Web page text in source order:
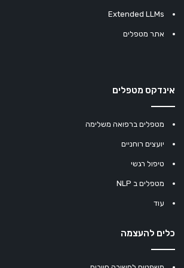
Extended LLMs
אתר מטפלים
אינדקס מטפלים
מטפלים ברפואה משלימה
יועצים רוחניים
טיפול רגשי
מטפלים ב NLP
עוד
כלים להעצמה